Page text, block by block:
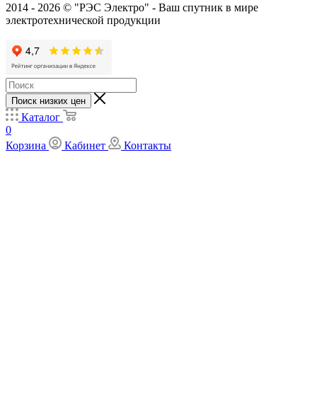
2014 - 2026 © "РЭС Электро" - Ваш спутник в мире
электротехнической продукции
Поиск низких цен
Каталог
0
Корзина
Кабинет Контакты